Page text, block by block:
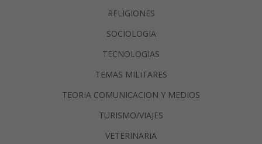
RELIGIONES
SOCIOLOGIA
TECNOLOGIAS
TEMAS MILITARES
TEORIA COMUNICACION Y MEDIOS
TURISMO/VIAJES
VETERINARIA